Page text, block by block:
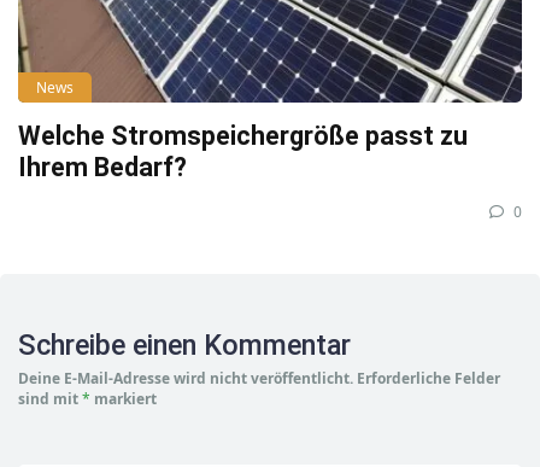
News
Welche Stromspeichergröße passt zu
Ihrem Bedarf?
0
Schreibe einen Kommentar
Deine E-Mail-Adresse wird nicht veröffentlicht. Erforderliche Felder
sind mit* markiert